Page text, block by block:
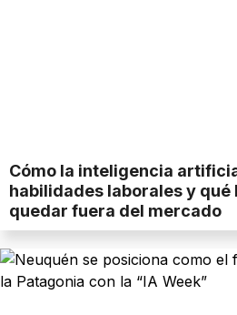
Cómo la inteligencia
habilidades laborales y qué
quedar fuera del mercado